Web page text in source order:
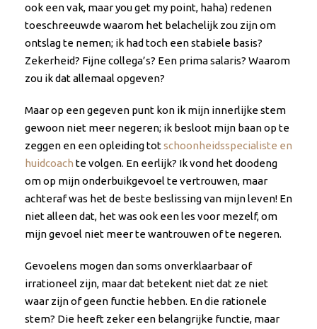
ook een vak, maar you get my point, haha) redenen
toeschreeuwde waarom het belachelijk zou zijn om
ontslag te nemen; ik had toch een stabiele basis?
Zekerheid? Fijne collega’s? Een prima salaris? Waarom
zou ik dat allemaal opgeven?
Maar op een gegeven punt kon ik mijn innerlijke stem
gewoon niet meer negeren; ik besloot mijn baan op te
zeggen en een opleiding totschoonheidsspecialiste en
huidcoach te volgen. En eerlijk? Ik vond het doodeng
om op mijn onderbuikgevoel te vertrouwen, maar
achteraf was het de beste beslissing van mijn leven! En
niet alleen dat, het was ook een les voor mezelf, om
mijn gevoel niet meer te wantrouwen of te negeren.
Gevoelens mogen dan soms onverklaarbaar of
irrationeel zijn, maar dat betekent niet dat ze niet
waar zijn of geen functie hebben. En die rationele
stem? Die heeft zeker een belangrijke functie, maar